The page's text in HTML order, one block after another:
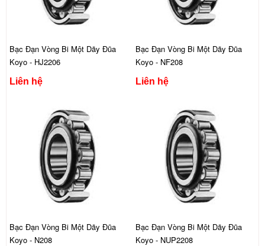
Bạc Đạn Vòng Bi Một Dãy Đũa
Koyo - HJ2206
Liên hệ
Bạc Đạn Vòng Bi Một Dãy Đũa
Koyo - NF208
Liên hệ
Bạc Đạn Vòng Bi Một Dãy Đũa
Koyo - N208
Bạc Đạn Vòng Bi Một Dãy Đũa
Koyo - NUP2208